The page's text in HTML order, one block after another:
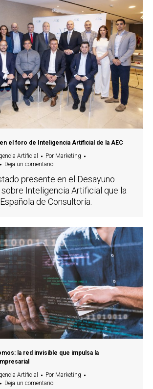
el foro de Inteligencia Artificial de la AEC
Artificial Por Marketing
Deja un comentario
presente en el Desayuno
Inteligencia Artificial que la
de Consultoría.
la red invisible que impulsa la
Artificial Por Marketing
Deja un comentario